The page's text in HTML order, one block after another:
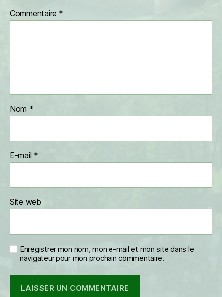
Commentaire *
Nom *
E-mail *
Site web
Enregistrer mon nom, mon e-mail et mon site dans le
navigateur pour mon prochain commentaire.